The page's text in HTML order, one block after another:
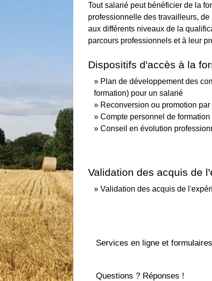
Tout salarié peut bénéficier de la
professionnelle des travailleurs,
aux différents niveaux de la
parcours professionnels et à leur
Dispositifs d'accès à la
Plan de développement des
formation) pour un salarié
Reconversion ou promotion
Compte personnel de formation
Conseil en évolution
Validation des acquis de
Validation des acquis de
Services en ligne et formulaires
Questions ? Réponses !